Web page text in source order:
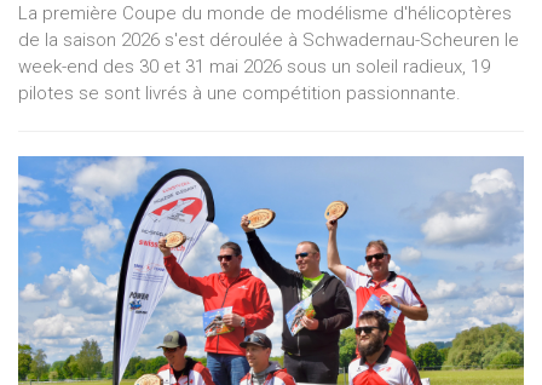
La première Coupe du monde de modélisme d'hélicoptères
de la saison 2026 s'est déroulée à Schwadernau-Scheuren le
week-end des 30 et 31 mai 2026 sous un soleil radieux, 19
pilotes se sont livrés à une compétition passionnante.